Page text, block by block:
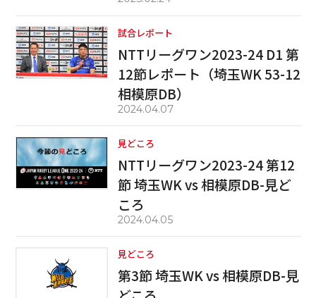
試合レポート
NTTリーグワン2023-24 D1 第
12節レポート（埼玉WK 53-12
相模原DB）
2024.04.07
見どころ
NTTリーグワン2023-24 第12
節 埼玉WK vs 相模原DB-見ど
ころ
2024.04.05
見どころ
第3節 埼玉WK vs 相模原DB-見